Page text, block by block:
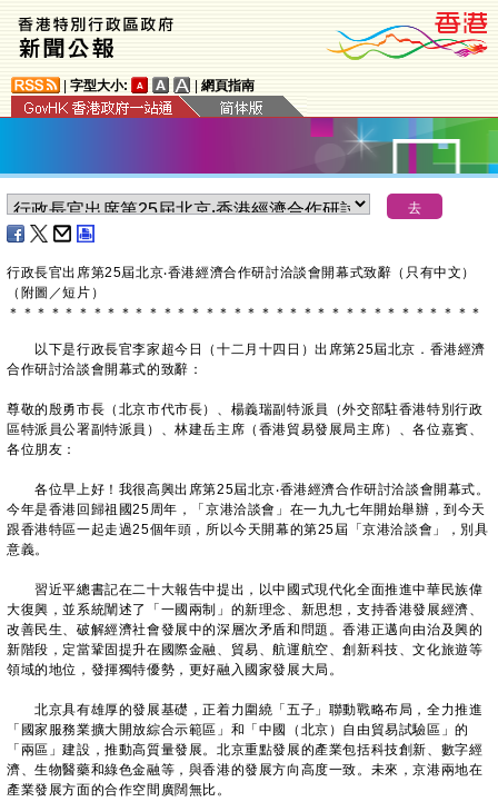
字型大小: 網頁指南
行政長官出席第25屆北京‧香港經濟合作研討洽談會開幕式致辭（只有中文）
（附圖／短片）
＊ ＊ ＊ ＊ ＊ ＊ ＊ ＊ ＊ ＊ ＊ ＊ ＊ ＊ ＊ ＊ ＊ ＊ ＊ ＊ ＊ ＊ ＊ ＊ ＊ ＊ ＊ ＊ ＊ ＊ ＊ ＊ ＊ ＊
​以下是行政長官李家超今日（十二月十四日）出席第25屆北京．香港經濟
合作研討洽談會開幕式的致辭：
尊敬的殷勇市長（北京市代市長）、楊義瑞副特派員（外交部駐香港特別行政
區特派員公署副特派員）、林建岳主席（香港貿易發展局主席）、各位嘉賓、
各位朋友：
各位早上好！我很高興出席第25屆北京‧香港經濟合作研討洽談會開幕式。
今年是香港回歸祖國25周年，「京港洽談會」在一九九七年開始舉辦，到今天
跟香港特區一起走過25個年頭，所以今天開幕的第25屆「京港洽談會」，別具
意義。
習近平總書記在二十大報告中提出，以中國式現代化全面推進中華民族偉
大復興，並系統闡述了「一國兩制」的新理念、新思想，支持香港發展經濟、
改善民生、破解經濟社會發展中的深層次矛盾和問題。香港正邁向由治及興的
新階段，定當鞏固提升在國際金融、貿易、航運航空、創新科技、文化旅遊等
領域的地位，發揮獨特優勢，更好融入國家發展大局。
北京具有雄厚的發展基礎，正着力圍繞「五子」聯動戰略布局，全力推進
「國家服務業擴大開放綜合示範區」和「中國（北京）自由貿易試驗區」的
「兩區」建設，推動高質量發展。北京重點發展的產業包括科技創新、數字經
濟、生物醫藥和綠色金融等，與香港的發展方向高度一致。未來，京港兩地在
產業發展方面的合作空間廣闊無比。